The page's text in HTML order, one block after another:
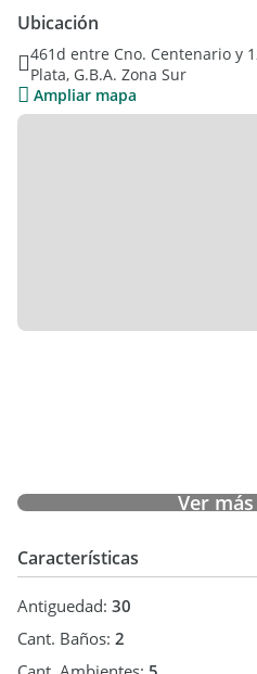
gas y alarma. Amoblada y lista
quienes buscan un espacio
Matias Falcioni - Departamento
6963.
la documentación labrada
Ubicación
461d entre Cno. Centenario y
Plata, G.B.A. Zona Sur
Ampliar mapa
Ver
Características
Antiguedad: 30
Cant. Baños: 2